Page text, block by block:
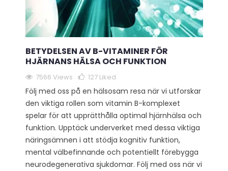
BETYDELSEN AV B-VITAMINER FÖR
HJÄRNANS HÄLSA OCH FUNKTION
7566 Views 127 Liked
Följ med oss på en hälsosam resa när vi utforskar
den viktiga rollen som vitamin B-komplexet
spelar för att upprätthålla optimal hjärnhälsa och
funktion. Upptäck underverket med dessa viktiga
näringsämnen i att stödja kognitiv funktion,
mental välbefinnande och potentiellt förebygga
neurodegenerativa sjukdomar. Följ med oss när vi